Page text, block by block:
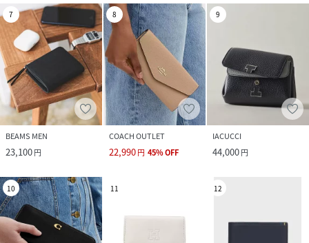
7
BEAMS MEN
23,100円
8
COACH OUTLET
22,990円 45%OFF
9
IACUCCI
44,000円
10 11 12